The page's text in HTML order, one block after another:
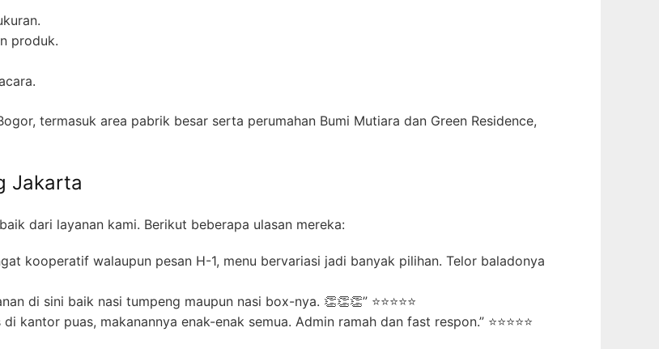
produk.
termasuk area pabrik besar serta perumahan Bumi Mutiara dan Green Residence,
Jakarta
dari layanan kami. Berikut beberapa ulasan mereka:
kooperatif walaupun pesan H-1, menu bervariasi jadi banyak pilihan. Telor baladonya
di sini baik nasi tumpeng maupun nasi box-nya. 👏👏👏” ⭐⭐⭐⭐⭐
kantor puas, makanannya enak-enak semua. Admin ramah dan fast respon.” ⭐⭐⭐⭐⭐